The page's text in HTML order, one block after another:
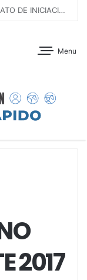
ANTEPROGRAMA: CONCURSO DE ADIESTRAMIENTO – JOCKEY CLUB CÓRDOBA – 29 Y 30 DE AGOSTO DE 2026
Menu
2017